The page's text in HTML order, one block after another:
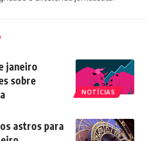
NOTÍCIAS
janeiro
sobre
astros para